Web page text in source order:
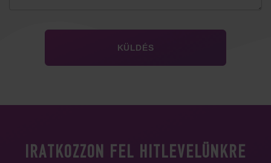
IRATKOZZON FEL HITLEVELÜNKRE